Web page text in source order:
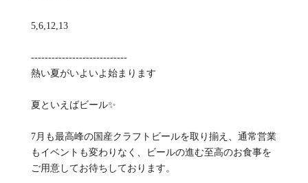
5,6,12,13
----------------------------
熱い夏がいよいよ始まります
夏といえばビール✨
7月も最高峰の国産クラフトビールを取り揃え、通常営業
もイベントも変わりなく、ビールの進む至高のお食事を
ご用意してお待ちしております。